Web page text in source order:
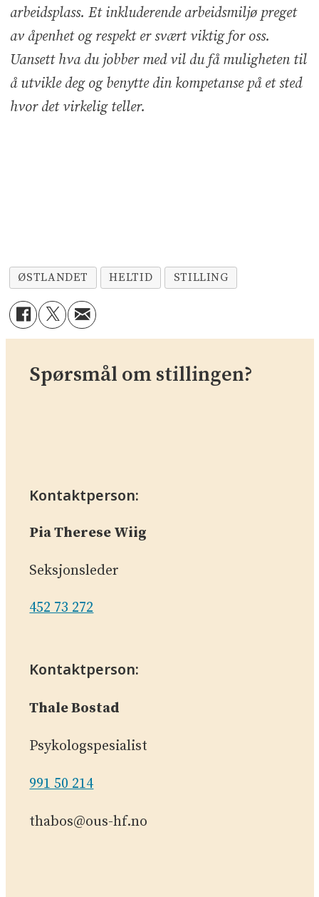
arbeidsplass. Et inkluderende arbeidsmiljø preget
av åpenhet og respekt er svært viktig for oss.
Uansett hva du jobber med vil du få muligheten til
å utvikle deg og benytte din kompetanse på et sted
hvor det virkelig teller.
ØSTLANDET HELTID STILLING
Spørsmål om stillingen?
Kontaktperson:
Pia Therese Wiig
Seksjonsleder
452 73 272
Kontaktperson:
Thale Bostad
Psykologspesialist
991 50 214
thabos@ous-hf.no­